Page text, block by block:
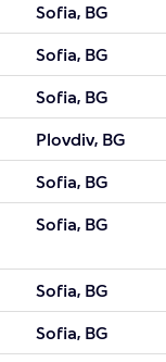
Sofia, BG
Sofia, BG
Sofia, BG
Plovdiv, BG
Sofia, BG
Sofia, BG
Sofia, BG
Sofia, BG